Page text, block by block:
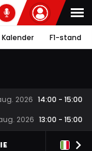
Kalender F1-stand
2026 14:00 - 15:00
2026 13:00 - 15:00